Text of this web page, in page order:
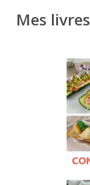
Mes livres